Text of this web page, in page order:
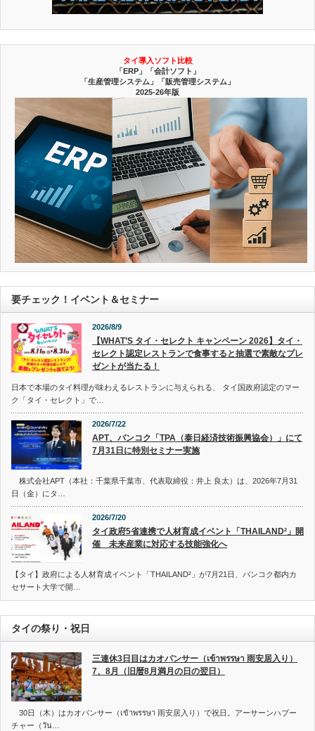
タイ導入ソフト比較
「ERP」「会計ソフト」
「生産管理システム」「販売管理システム」
2025-26年版
要チェック！イベント＆セミナー
2026/8/9
【WHAT’S タイ・セレクト キャンペーン 2026】タイ・
セレクト認定レストランで食事すると抽選で素敵なプレ
ゼントが当たる！
日本で本場のタイ料理が味わえるレストランに与えられる、 タイ国政府認定のマー
ク「タイ・セレクト」で…
2026/7/22
APT、バンコク「TPA（泰日経済技術振興協会）」にて
7月31日に特別セミナー実施
株式会社APT（本社：千葉県千葉市、代表取締役：井上 良太）は、2026年7月31
日（金）にタ…
2026/7/20
タイ政府5省連携で人材育成イベント「THAILAND²」開
催 未来産業に対応する技能強化へ
【タイ】政府による人材育成イベント「THAILAND²」が7月21日、バンコク都内カ
セサート大学で開…
タイの祭り・祝日
三連休3日目はカオパンサー（เข้าพรรษา 雨安居入り）
7、8月（旧暦8月満月の日の翌日）
30日（木）はカオパンサー（เข้าพรรษา 雨安居入り）で祝日。アーサーンハブー
チャー（วัน…